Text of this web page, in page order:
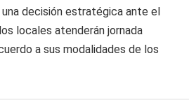
decisión estratégica ante el
locales atenderán jornada
a sus modalidades de los